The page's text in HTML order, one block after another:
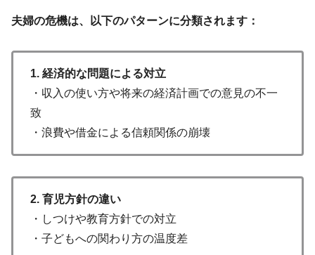
夫婦の危機は、以下のパターンに分類されます：
1. 経済的な問題による対立
・収入の使い方や将来の経済計画での意見の不一
致
・浪費や借金による信頼関係の崩壊
2. 育児方針の違い
・しつけや教育方針での対立
・子どもへの関わり方の温度差